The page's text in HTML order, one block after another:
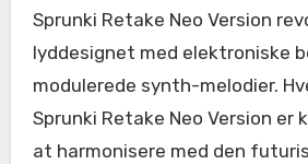
Sprunki Retake Neo Version
lyddesignet med elektroniske
modulerede synth-melodier.
Sprunki Retake Neo Version er
at harmonisere med den